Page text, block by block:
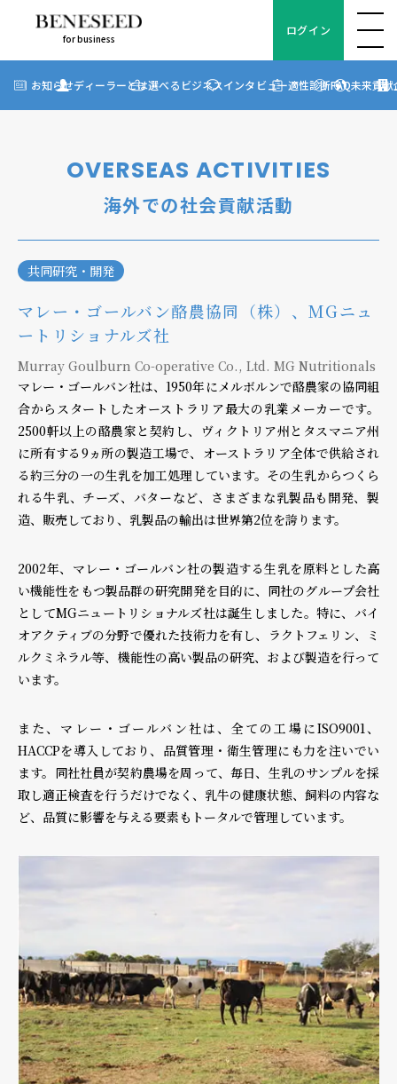
for business
お知らせ
ディーラーとは
FAQ
未来貢献
ディーラー契約について
個人情報保護方針 個人情報の取り扱いについて 著作権について
for business
ログイン
お知らせディーラーとは選べるビジネスインタビュー適性診断
? FAQ未来貢献
OVERSEAS ACTIVITIES
海外での社会貢献活動
共同研究・開発
マレー・ゴールバン酪農協同（株）、MGニュ
ートリショナルズ社
Murray Goulburn Co-operative Co., Ltd. MG Nutritionals
マレー・ゴールバン社は、1950年にメルボルンで酪農家の協同組
合からスタートしたオーストラリア最大の乳業メーカーです。
2500軒以上の酪農家と契約し、ヴィクトリア州とタスマニア州
に所有する9ヵ所の製造工場で、オーストラリア全体で供給され
る約三分の一の生乳を加工処理しています。その生乳からつくら
れる牛乳、チーズ、バターなど、さまざまな乳製品も開発、製
造、販売しており、乳製品の輸出は世界第2位を誇ります。
2002年、マレー・ゴールバン社の製造する生乳を原料とした高
い機能性をもつ製品群の研究開発を目的に、同社のグループ会社
としてMGニュートリショナルズ社は誕生しました。特に、バイ
オアクティブの分野で優れた技術力を有し、ラクトフェリン、ミ
ルクミネラル等、機能性の高い製品の研究、および製造を行って
います。
また、マレー・ゴールバン社は、全ての工場にISO9001、
HACCPを導入しており、品質管理・衛生管理にも力を注いでい
ます。同社社員が契約農場を周って、毎日、生乳のサンプルを採
取し適正検査を行うだけでなく、乳牛の健康状態、飼料の内容な
ど、品質に影響を与える要素もトータルで管理しています。